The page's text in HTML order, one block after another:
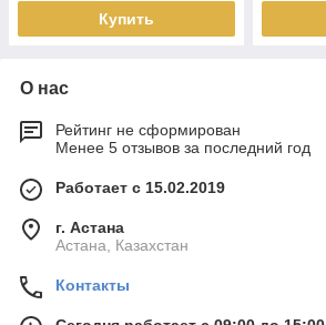
Купить
О нас
Рейтинг не сформирован
Менее 5 отзывов за последний год
Работает с 15.02.2019
г. Астана
Астана, Казахстан
Контакты